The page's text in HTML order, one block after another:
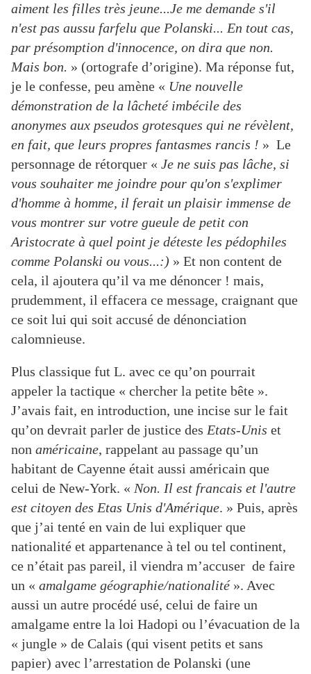
aiment les filles très jeune...Je me demande s'il
n'est pas aussu farfelu que Polanski... En tout cas,
par présomption d'innocence, on dira que non.
Mais bon. » (ortografe d’origine). Ma réponse fut,
je le confesse, peu amène « Une nouvelle
démonstration de la lâcheté imbécile des
anonymes aux pseudos grotesques qui ne révèlent,
en fait, que leurs propres fantasmes rancis ! » Le
personnage de rétorquer « Je ne suis pas lâche, si
vous souhaiter me joindre pour qu'on s'explimer
d'homme à homme, il ferait un plaisir immense de
vous montrer sur votre gueule de petit con
Aristocrate à quel point je déteste les pédophiles
comme Polanski ou vous...:) » Et non content de
cela, il ajoutera qu’il va me dénoncer ! mais,
prudemment, il effacera ce message, craignant que
ce soit lui qui soit accusé de dénonciation
calomnieuse.
Plus classique fut L. avec ce qu’on pourrait
appeler la tactique « chercher la petite bête ».
J’avais fait, en introduction, une incise sur le fait
qu’on devrait parler de justice des Etats-Unis et
non américaine, rappelant au passage qu’un
habitant de Cayenne était aussi américain que
celui de New-York. « Non. Il est francais et l'autre
est citoyen des Etas Unis d'Amérique. » Puis, après
que j’ai tenté en vain de lui expliquer que
nationalité et appartenance à tel ou tel continent,
ce n’était pas pareil, il viendra m’accuser de faire
un « amalgame géographie/nationalité». Avec
aussi un autre procédé usé, celui de faire un
amalgame entre la loi Hadopi ou l’évacuation de la
« jungle » de Calais (qui visent petits et sans
papier) avec l’arrestation de Polanski (une